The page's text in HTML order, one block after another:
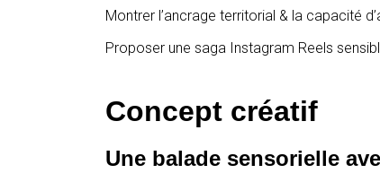
Montrer l’ancrage territorial & la capacité
Proposer une saga Instagram Reels
Concept créatif
Une balade sensorielle